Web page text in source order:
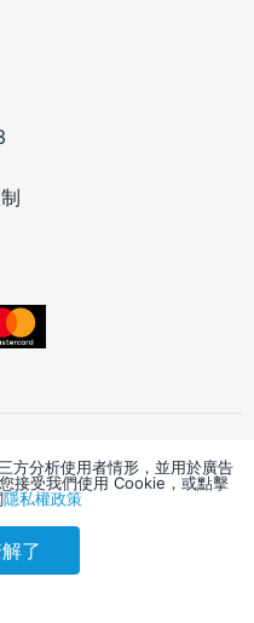
會員訂購
訊
方分析使用者情形，並用於廣告
接受我們使用 Cookie，或點擊
隱私權政策
了